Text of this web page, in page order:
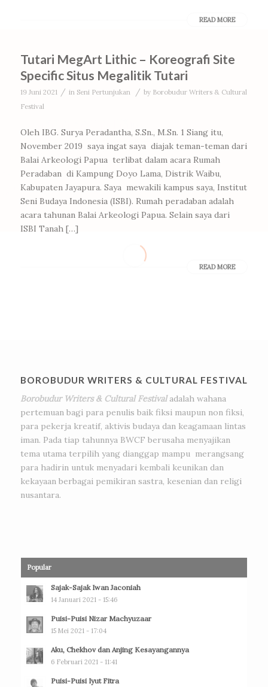
READ MORE
Tutari MegArt Lithic – Koreografi Site
Specific Situs Megalitik Tutari
19 Juni 2021 / in Seni Pertunjukan / by Borobudur Writers & Cultural
Festival
Oleh IBG. Surya Peradantha, S.Sn., M.Sn. 1 Siang itu,
November 2019 saya ingat saya diajak teman-teman dari
Balai Arkeologi Papua terlibat dalam acara Rumah
Peradaban di Kampung Doyo Lama, Distrik Waibu,
Kabupaten Jayapura. Saya mewakili kampus saya, Institut
Seni Budaya Indonesia (ISBI). Rumah peradaban adalah
acara tahunan Balai Arkeologi Papua. Selain saya dari
ISBI Tanah […]
READ MORE
BOROBUDUR WRITERS & CULTURAL FESTIVAL
Borobudur Writers & Cultural Festivaladalah wahana
pertemuan bagi para penulis baik fiksi maupun non fiksi,
para pekerja kreatif, aktivis budaya dan keagamaan lintas
iman. Pada tiap tahunnya BWCF berusaha menyajikan
tema utama terpilih yang dianggap mampu merangsang
para hadirin untuk menyadari kembali keunikan dan
kekayaan berbagai pemikiran sastra, kesenian dan religi
nusantara.
Popular
Sajak-Sajak Iwan Jaconiah
14 Januari 2021 - 15:46
Puisi-Puisi Nizar Machyuzaar
15 Mei 2021 - 17:04
Aku, Chekhov dan Anjing Kesayangannya
6 Februari 2021 - 11:41
Puisi-Puisi Iyut Fitra